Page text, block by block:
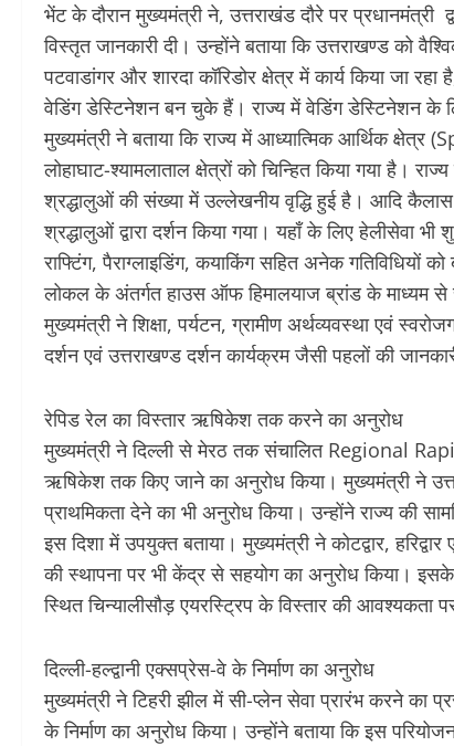
भेंट के दौरान मुख्यमंत्री ने, उत्तराखंड दौरे पर प्रधानमंत्री
विस्तृत जानकारी दी। उन्होंने बताया कि उत्तराखण्ड को
पटवाडांगर और शारदा कॉरिडोर क्षेत्र में कार्य किया जा
वेडिंग डेस्टिनेशन बन चुके हैं। राज्य में वेडिंग डेस्टिनेशन के
मुख्यमंत्री ने बताया कि राज्य में आध्यात्मिक आर्थिक
लोहाघाट-श्यामलाताल क्षेत्रों को चिन्हित किया गया है।
श्रद्धालुओं की संख्या में उल्लेखनीय वृद्धि हुई है। आदि
श्रद्धालुओं द्वारा दर्शन किया गया। यहाँ के लिए हेलीसेवा
राफ्टिंग, पैराग्लाइडिंग, कयाकिंग सहित अनेक गतिविधियों
लोकल के अंतर्गत हाउस ऑफ हिमालयाज ब्रांड के माध्यम से
मुख्यमंत्री ने शिक्षा, पर्यटन, ग्रामीण अर्थव्यवस्था एवं
दर्शन एवं उत्तराखण्ड दर्शन कार्यक्रम जैसी पहलों की
रेपिड रेल का विस्तार ऋषिकेश तक करने का अनुरोध
मुख्यमंत्री ने दिल्ली से मेरठ तक संचालित Regional
ऋषिकेश तक किए जाने का अनुरोध किया। मुख्यमंत्री ने
प्राथमिकता देने का भी अनुरोध किया। उन्होंने राज्य की
इस दिशा में उपयुक्त बताया। मुख्यमंत्री ने कोटद्वार,
की स्थापना पर भी केंद्र से सहयोग का अनुरोध किया।
स्थित चिन्यालीसौड़ एयरस्ट्रिप के विस्तार की आवश्यकता
दिल्ली-हल्द्वानी एक्सप्रेस-वे के निर्माण का अनुरोध
मुख्यमंत्री ने टिहरी झील में सी-प्लेन सेवा प्रारंभ करने का
के निर्माण का अनुरोध किया। उन्होंने बताया कि इस